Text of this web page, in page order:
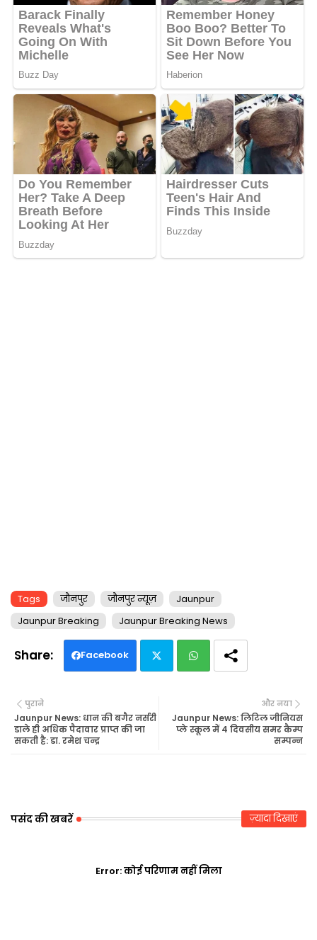
Tags जौनपुर जौनपुर न्यूज़
Jaunpur
Jaunpur Breaking
Jaunpur Breaking News
Facebook
tte ats
और नया
Jaunpur News: लिटिल जीनियस
प्ले स्कूल में 4 दिवसीय समर कैम्प
सम्पन्न
पुराने
Jaunpur News: धान की बगैर नर्सरी
डाले ही अधिक पैदावार प्राप्त की जा
सकती है: डा. रमेश चन्द्र
पसंद की खबरें ज़्यादा दिखाएं
Error:कोई परिणाम नहीं मिला